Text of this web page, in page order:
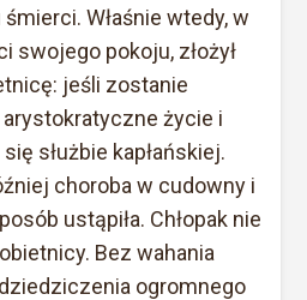
Właśnie wtedy, w
swojego pokoju, złożył
jeśli zostanie
życie i
służbie kapłańskiej.
choroba w cudowny i
ustąpiła. Chłopak nie
Bez wahania
ogromnego